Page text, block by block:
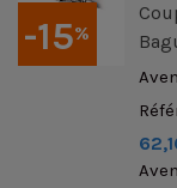
-15%